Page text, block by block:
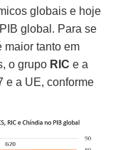
globais e hoje
global. Para se
maior tanto em
o grupo RIC e a
e a UE, conforme